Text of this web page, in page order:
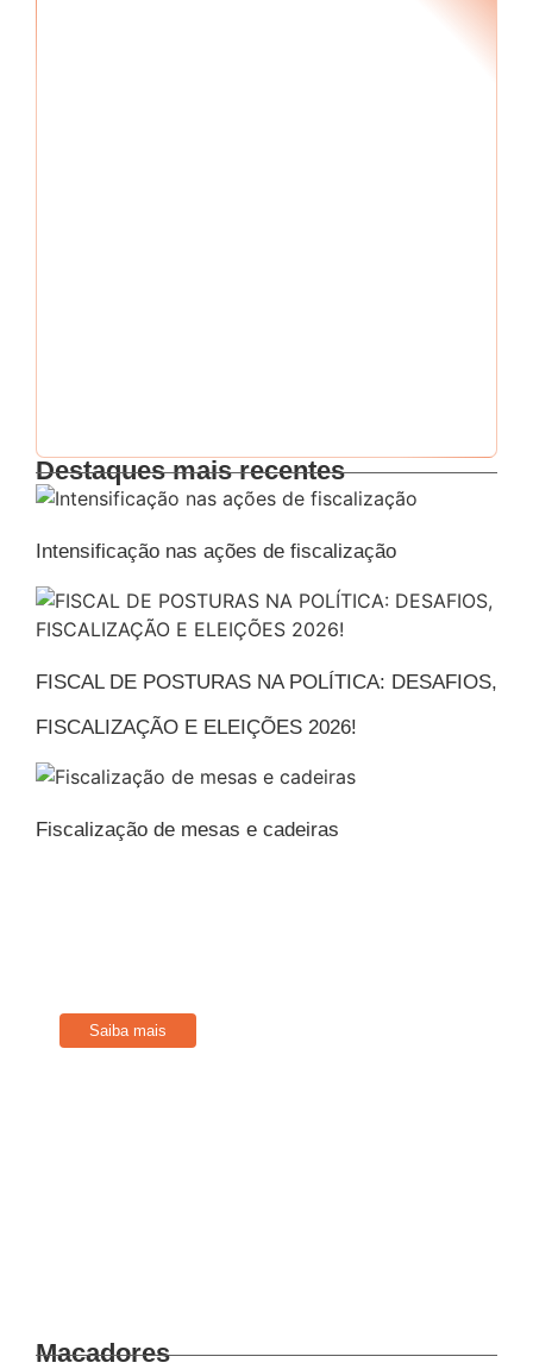
Destaques mais recentes
Intensificação nas ações de fiscalização
FISCAL DE POSTURAS NA POLÍTICA: DESAFIOS,
FISCALIZAÇÃO E ELEIÇÕES 2026!
Fiscalização de mesas e cadeiras
Saiba mais
Macadores